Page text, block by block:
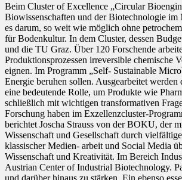
Beim Cluster of Excellence „Circular
Biowissenschaften und der Biotechnologie im
es darum, so weit wie möglich ohne
für Bodenkultur. In dem Cluster, dessen
und die TU Graz. Über 120 Forschende
Produktionsprozessen irreversible chemische
eignen. Im Programm „Self- Sustainable
Energie beruhen sollen. Ausgearbeitet
eine bedeutende Rolle, um Produkte wie
schließlich mit wichtigen transformativen
Forschung haben im Exzellenzcluster-
berichtet Joscha Strauss von der BOKU, der
Wissenschaft und Gesellschaft durch
klassischer Medien- arbeit und Social Media
Wissenschaft und Kreativität. Im Bereich
Austrian Center of Industrial Biotechnology.
und darüber hinaus zu stärken. Ein ebenso